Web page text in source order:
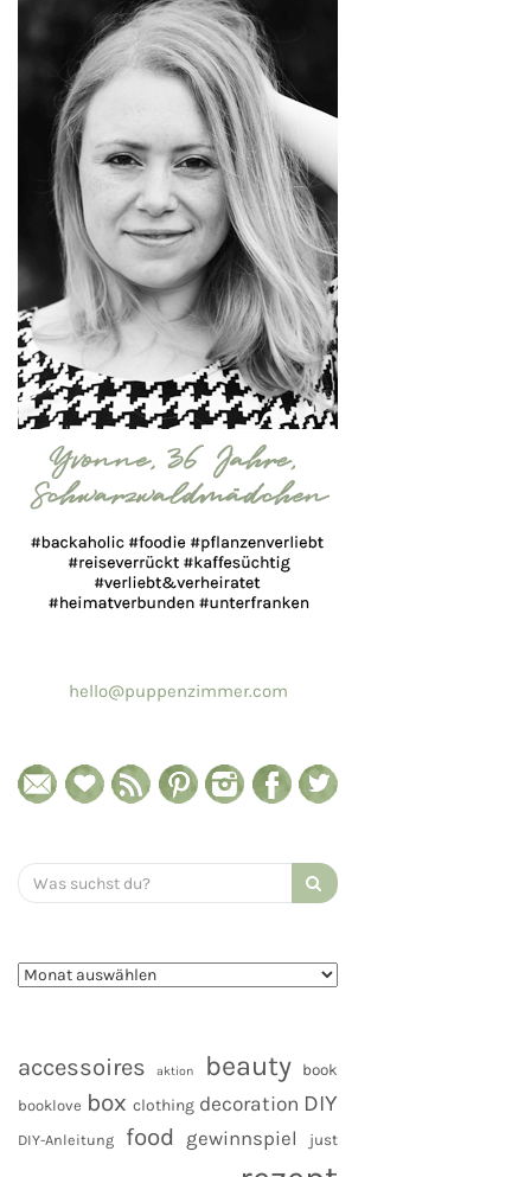
hello@puppenzimmer.com
Search
for:
accessoires aktion beauty
book
booklove box clothing decoration DIY
DIY-Anleitung food gewinnspiel just